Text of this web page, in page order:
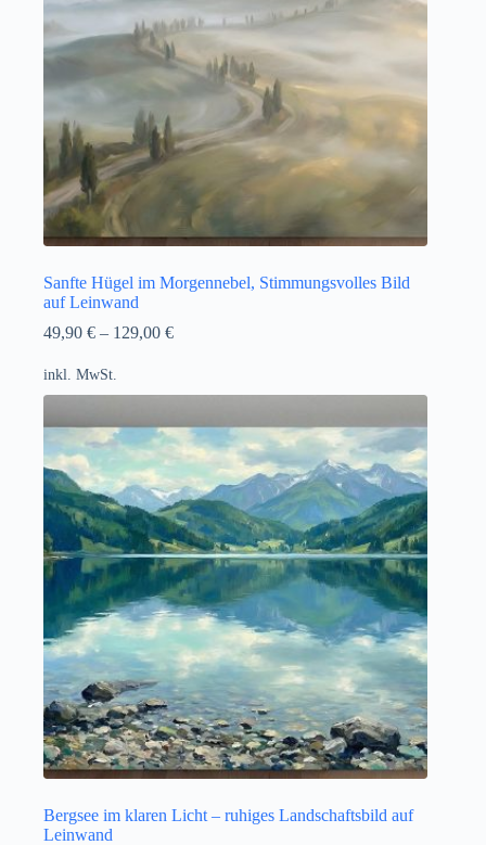
Sanfte Hügel im Morgennebel, Stimmungsvolles Bild
auf Leinwand
49,90 € – 129,00 €
inkl. MwSt.
Bergsee im klaren Licht – ruhiges Landschaftsbild auf
Leinwand